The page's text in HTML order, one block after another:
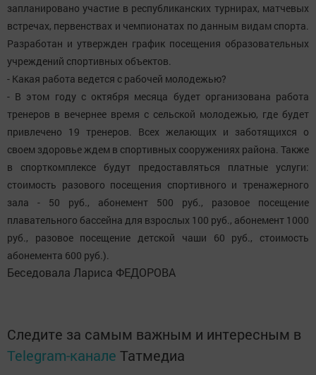
запланировано участие в республиканских турнирах, матчевых
встречах, первенствах и чемпионатах по данным видам спорта.
Разработан и утвержден график посещения образовательных
учреждений спортивных объектов.
- Какая работа ведется с рабочей молодежью?
- В этом году с октября месяца будет организована работа
тренеров в вечернее время с сельской молодежью, где будет
привлечено 19 тренеров. Всех желающих и заботящихся о
своем здоровье ждем в спортивных сооружениях района. Также
в спорткомплексе будут предоставляться платные услуги:
стоимость разового посещения спортивного и тренажерного
зала - 50 руб., абонемент 500 руб., разовое посещение
плавательного бассейна для взрослых 100 руб., абонемент 1000
руб., разовое посещение детской чаши 60 руб., стоимость
абонемента 600 руб.).
Беседовала Лариса ФЕДОРОВА
Следите за самым важным и интересным в
Telegram-канале Татмедиа